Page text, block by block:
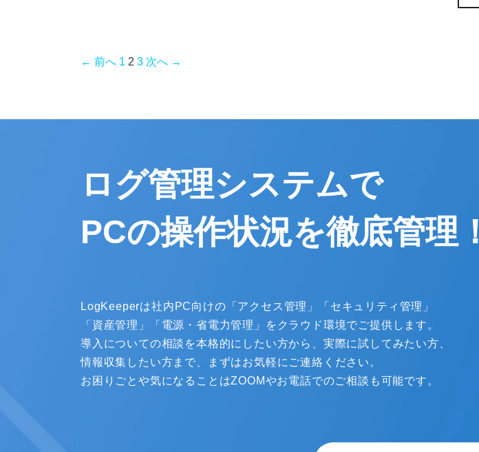
← 前へ 1 2 3 次へ →
ログ管理システムで
PCの操作状況を徹底管理！
LogKeeperは社内PC向けの「アクセス管理」「セキュリティ管理」
「資産管理」「電源・省電力管理」をクラウド環境でご提供します。
導入についての相談を本格的にしたい方から、実際に試してみたい方、
情報収集したい方まで、まずはお気軽にご連絡ください。
お困りごとや気になることはZOOMやお電話でのご相談も可能です。